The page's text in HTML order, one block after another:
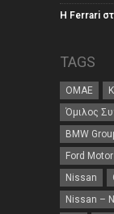
Η Ferrari
TAGS
ΟΜΑΕ
Όμιλος
BMW
Ford
Nissan
Nissan –